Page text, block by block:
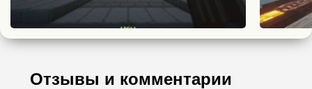
Отзывы и комментарии